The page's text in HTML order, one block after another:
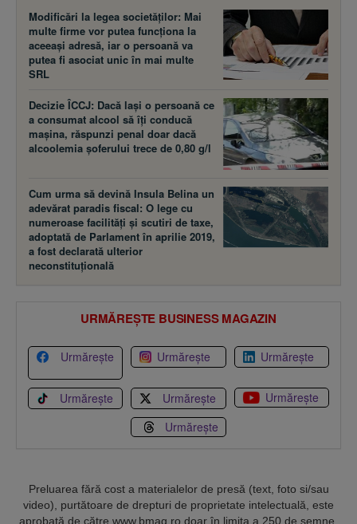
Modificări la legea societăţilor: Mai
multe firme vor putea funcţiona la
aceeaşi adresă, iar o persoană va
putea fi asociat unic în mai multe
SRL
Decizie ÎCCJ: Dacă laşi o persoană ce
a consumat alcool să îţi conducă
maşina, răspunzi penal doar dacă
alcoolemia şoferului trece de 0,80 g/l
Cum urma să devină Insula Belina un
adevărat paradis fiscal: O lege cu
numeroase facilităţi şi scutiri de taxe,
adoptată de Parlament în aprilie 2019,
a fost declarată ulterior
neconstituţională
URMĂREȘTE BUSINESS MAGAZIN
Urmărește Urmărește Urmărește
Urmărește Urmărește
Urmărește
Urmărește
Preluarea fără cost a materialelor de presă (text, foto si/sau
video), purtătoare de drepturi de proprietate intelectuală, este
aprobată de către www.bmag.ro doar în limita a 250 de semne.